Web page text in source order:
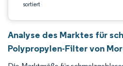
sortiert
Analyse des Marktes für
Polypropylen-Filter von